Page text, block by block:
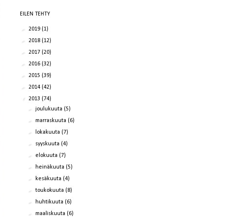
EILEN TEHTY
► 2019 (1)
► 2018 (12)
► 2017 (20)
► 2016 (32)
► 2015 (39)
► 2014 (42)
▼ 2013 (74)
►joulukuuta (5)
►marraskuuta (6)
► lokakuuta (7)
► syyskuuta (4)
► elokuuta (7)
► heinäkuuta (5)
► kesäkuuta (4)
►toukokuuta (8)
► huhtikuuta (6)
►maaliskuuta (6)